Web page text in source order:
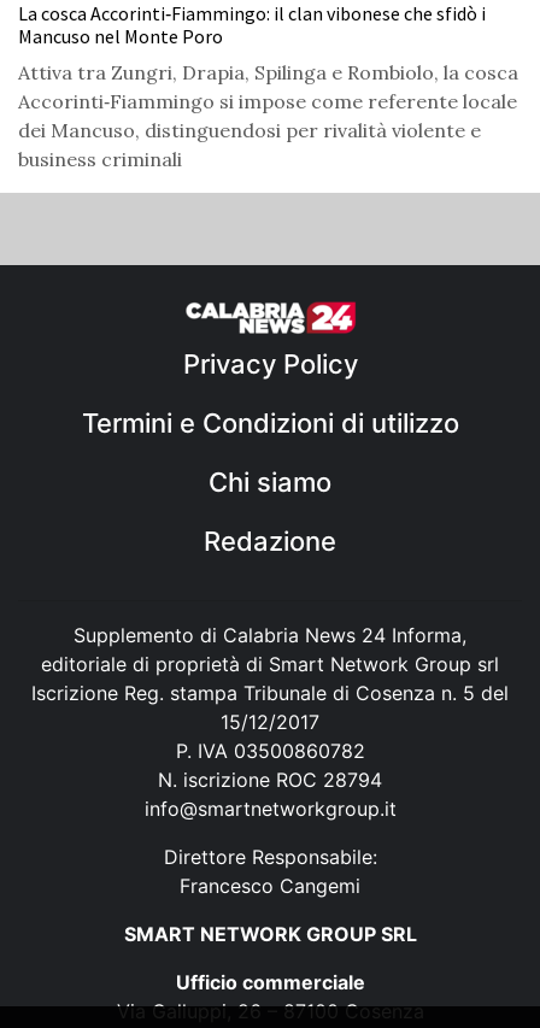
La cosca Accorinti‑Fiammingo: il clan vibonese che sfidò i
Mancuso nel Monte Poro
Attiva tra Zungri, Drapia, Spilinga e Rombiolo, la cosca
Accorinti‑Fiammingo si impose come referente locale
dei Mancuso, distinguendosi per rivalità violente e
business criminali
Privacy Policy
Termini e Condizioni di utilizzo
Chi siamo
Redazione
Supplemento di Calabria News 24 Informa,
editoriale di proprietà di Smart Network Group srl
Iscrizione Reg. stampa Tribunale di Cosenza n. 5 del
15/12/2017
P. IVA 03500860782
N. iscrizione ROC 28794
info@smartnetworkgroup.it
Direttore Responsabile:
Francesco Cangemi
SMART NETWORK GROUP SRL
Ufficio commerciale
Via Galluppi, 26 – 87100 Cosenza